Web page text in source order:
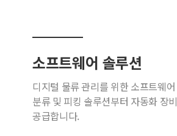
소프트웨어 솔루션
디지털 물류 관리를 위한 소프트웨
분류 및 피킹 솔루션부터 자동화 장
공급합니다.